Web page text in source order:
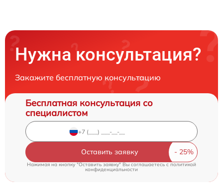
Нужна консультация?
Закажите бесплатную консультацию
Бесплатная консультация со
специалистом
Оставить заявку
Нажимая на кнопку "Оставить заявку" Вы соглашаетесь cполитикой
конфиденциальности